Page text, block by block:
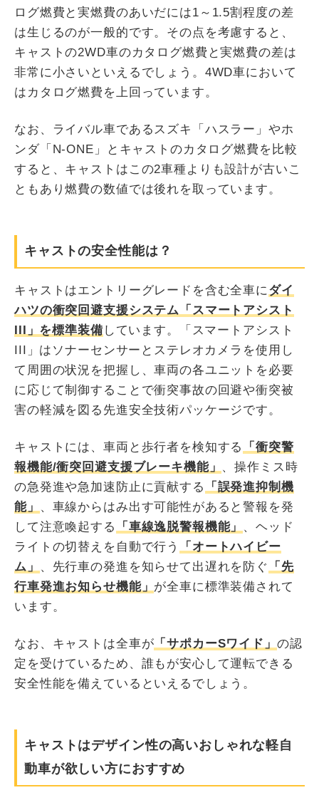
ログ燃費と実燃費のあいだには1～1.5割程度の差
は生じるのが一般的です。その点を考慮すると、
キャストの2WD車のカタログ燃費と実燃費の差は
非常に小さいといえるでしょう。4WD車において
はカタログ燃費を上回っています。
なお、ライバル車であるスズキ「ハスラー」やホ
ンダ「N-ONE」とキャストのカタログ燃費を比較
すると、キャストはこの2車種よりも設計が古いこ
ともあり燃費の数値では後れを取っています。
キャストの安全性能は？
キャストはエントリーグレードを含む全車に ダイ
ハツの衝突回避支援システム「スマートアシスト
III」を標準装備しています。「スマートアシスト
III」はソナーセンサーとステレオカメラを使用し
て周囲の状況を把握し、車両の各ユニットを必要
に応じて制御することで衝突事故の回避や衝突被
害の軽減を図る先進安全技術パッケージです。
キャストには、車両と歩行者を検知する
「衝突警
報機能/衝突回避支援ブレーキ機能」 、操作ミス時
の急発進や急加速防止に貢献する
「誤発進抑制機
能」
、車線からはみ出す可能性があると警報を発
して注意喚起する
「車線逸脱警報機能」 、ヘッド
ライトの切替えを自動で行う
「オートハイビー
ム」
、先行車の発進を知らせて出遅れを防ぐ
「先
行車発進お知らせ機能」 が全車に標準装備されて
います。
なお、キャストは全車が 「サポカーSワイド」 の認
定を受けているため、誰もが安心して運転できる
安全性能を備えているといえるでしょう。
キャストはデザイン性の高いおしゃれな軽自
動車が欲しい方におすすめ